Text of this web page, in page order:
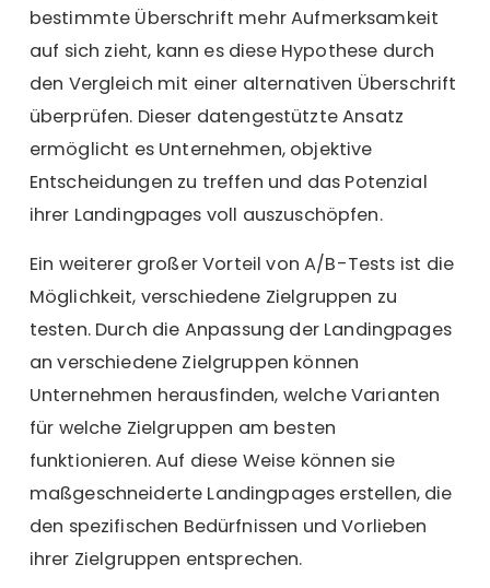
bestimmte Überschrift mehr Aufmerksamkeit
auf sich zieht, kann es diese Hypothese durch
den Vergleich mit einer alternativen Überschrift
überprüfen. Dieser datengestützte Ansatz
ermöglicht es Unternehmen, objektive
Entscheidungen zu treffen und das Potenzial
ihrer Landingpages voll auszuschöpfen.
Ein weiterer großer Vorteil von A/B-Tests ist die
Möglichkeit, verschiedene Zielgruppen zu
testen. Durch die Anpassung der Landingpages
an verschiedene Zielgruppen können
Unternehmen herausfinden, welche Varianten
für welche Zielgruppen am besten
funktionieren. Auf diese Weise können sie
maßgeschneiderte Landingpages erstellen, die
den spezifischen Bedürfnissen und Vorlieben
ihrer Zielgruppen entsprechen.